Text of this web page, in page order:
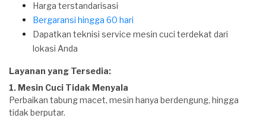
Harga terstandarisasi
Bergaransi hingga 60 hari
Dapatkan teknisi service mesin cuci terdekat dari
lokasi Anda
Layanan yang Tersedia:
1. Mesin Cuci Tidak Menyala
Perbaikan tabung macet, mesin hanya berdengung, hingga
tidak berputar.